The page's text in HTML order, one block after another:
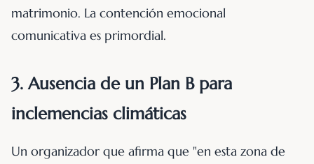
matrimonio. La contención emocional
comunicativa es primordial.
3. Ausencia de un Plan B para
inclemencias climáticas
Un organizador que afirma que "en esta zona de